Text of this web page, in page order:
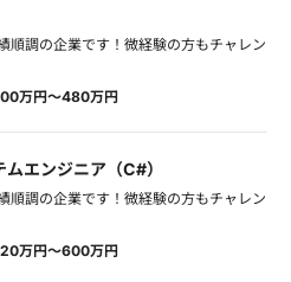
順調の企業です！微経験の方もチャレン
万円～480万円
ムエンジニア（C#）
順調の企業です！微経験の方もチャレン
万円～600万円